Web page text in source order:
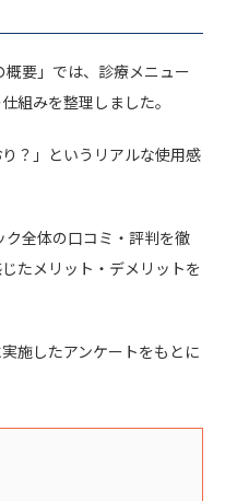
要」では、診療メニュー
組みを整理しました。
？」というリアルな使用感
ク全体の口コミ・評判を徹
たメリット・デメリットを
施したアンケートをもとに